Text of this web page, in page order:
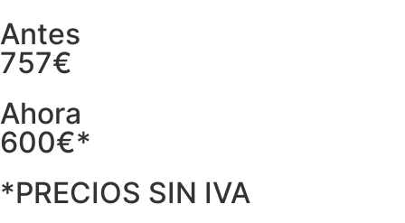
Antes
757€
Ahora
600€*
*PRECIOS SIN IVA